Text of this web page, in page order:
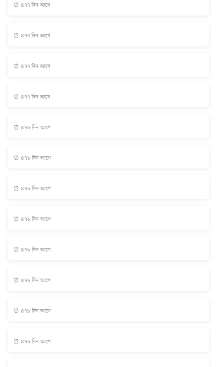
⏰ ৪৭৭ দিন আগে
⏰ ৪৭৭ দিন আগে
⏰ ৪৭৭ দিন আগে
⏰ ৪৭৭ দিন আগে
⏰ ৪৭৮ দিন আগে
⏰ ৪৭৮ দিন আগে
⏰ ৪৭৮ দিন আগে
⏰ ৪৭৮ দিন আগে
⏰ ৪৭৮ দিন আগে
⏰ ৪৭৮ দিন আগে
⏰ ৪৭৮ দিন আগে
⏰ ৪৭৮ দিন আগে